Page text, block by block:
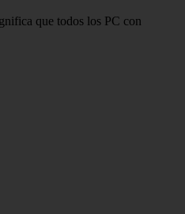
que todos los PC con